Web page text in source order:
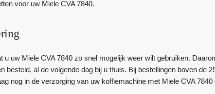
voor uw Miele CVA 7840.
u uw Miele CVA 7840 zo snel mogelijk weer wilt gebruiken.
besteld, al de volgende dag bij u thuis. Bij bestellingen boven de
nog in de verzorging van uw koffiemachine met Miele CVA 7840